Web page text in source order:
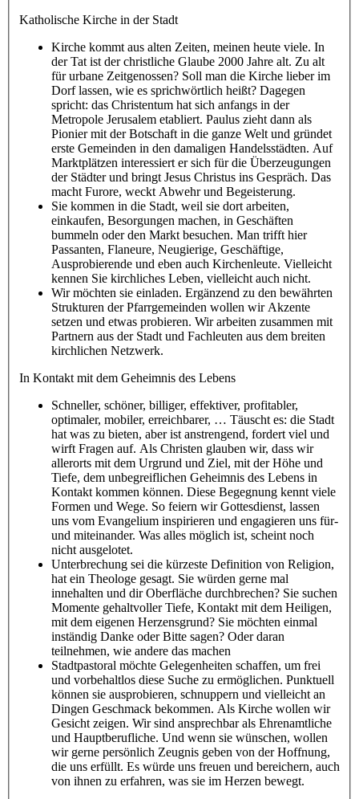
Katholische Kirche in der Stadt
Kirche kommt aus alten Zeiten, meinen heute viele. In
der Tat ist der christliche Glaube 2000 Jahre alt. Zu alt
für urbane Zeitgenossen? Soll man die Kirche lieber im
Dorf lassen, wie es sprichwörtlich heißt? Dagegen
spricht: das Christentum hat sich anfangs in der
Metropole Jerusalem etabliert. Paulus zieht dann als
Pionier mit der Botschaft in die ganze Welt und gründet
erste Gemeinden in den damaligen Handelsstädten. Auf
Marktplätzen interessiert er sich für die Überzeugungen
der Städter und bringt Jesus Christus ins Gespräch. Das
macht Furore, weckt Abwehr und Begeisterung.
Sie kommen in die Stadt, weil sie dort arbeiten,
einkaufen, Besorgungen machen, in Geschäften
bummeln oder den Markt besuchen. Man trifft hier
Passanten, Flaneure, Neugierige, Geschäftige,
Ausprobierende und eben auch Kirchenleute. Vielleicht
kennen Sie kirchliches Leben, vielleicht auch nicht.
Wir möchten sie einladen. Ergänzend zu den bewährten
Strukturen der Pfarrgemeinden wollen wir Akzente
setzen und etwas probieren. Wir arbeiten zusammen mit
Partnern aus der Stadt und Fachleuten aus dem breiten
kirchlichen Netzwerk.
In Kontakt mit dem Geheimnis des Lebens
Schneller, schöner, billiger, effektiver, profitabler,
optimaler, mobiler, erreichbarer, … Täuscht es: die Stadt
hat was zu bieten, aber ist anstrengend, fordert viel und
wirft Fragen auf. Als Christen glauben wir, dass wir
allerorts mit dem Urgrund und Ziel, mit der Höhe und
Tiefe, dem unbegreiflichen Geheimnis des Lebens in
Kontakt kommen können. Diese Begegnung kennt viele
Formen und Wege. So feiern wir Gottesdienst, lassen
uns vom Evangelium inspirieren und engagieren uns für-
und miteinander. Was alles möglich ist, scheint noch
nicht ausgelotet.
Unterbrechung sei die kürzeste Definition von Religion,
hat ein Theologe gesagt. Sie würden gerne mal
innehalten und dir Oberfläche durchbrechen? Sie suchen
Momente gehaltvoller Tiefe, Kontakt mit dem Heiligen,
mit dem eigenen Herzensgrund? Sie möchten einmal
inständig Danke oder Bitte sagen? Oder daran
teilnehmen, wie andere das machen
Stadtpastoral möchte Gelegenheiten schaffen, um frei
und vorbehaltlos diese Suche zu ermöglichen. Punktuell
können sie ausprobieren, schnuppern und vielleicht an
Dingen Geschmack bekommen. Als Kirche wollen wir
Gesicht zeigen. Wir sind ansprechbar als Ehrenamtliche
und Hauptberufliche. Und wenn sie wünschen, wollen
wir gerne persönlich Zeugnis geben von der Hoffnung,
die uns erfüllt. Es würde uns freuen und bereichern, auch
von ihnen zu erfahren, was sie im Herzen bewegt.